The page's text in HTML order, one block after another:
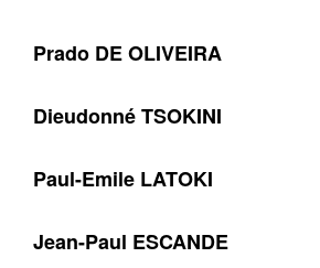
Prado DE OLIVEIRA
Dieudonné TSOKINI
Paul-Emile LATOKI
Jean-Paul ESCANDE